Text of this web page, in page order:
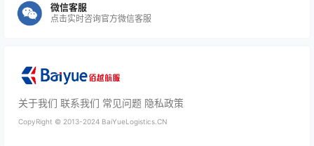
微信客服
点击实时咨询官方微信客服
关于我们 联系我们 常见问题 隐私政策
CopyRight © 2013-2024 BaiYueLogistics.CN